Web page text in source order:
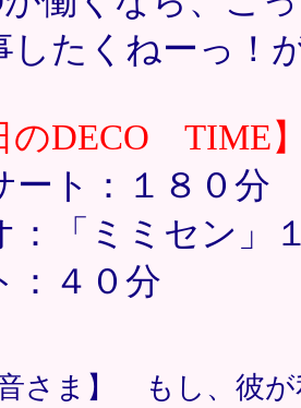
したくねーっ！
のDECO TIME
ート：１８０分
：「ミミセン」
：４０分
さま】 もし、彼が